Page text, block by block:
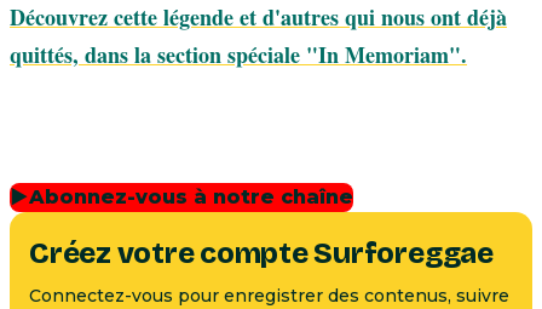
Découvrez cette légende et d'autres qui nous ont déjà
quittés, dans la section spéciale "In Memoriam".
▶Abonnez-vous à notre chaîne
Créez votre compte Surforeggae
Connectez-vous pour enregistrer des contenus, suivre